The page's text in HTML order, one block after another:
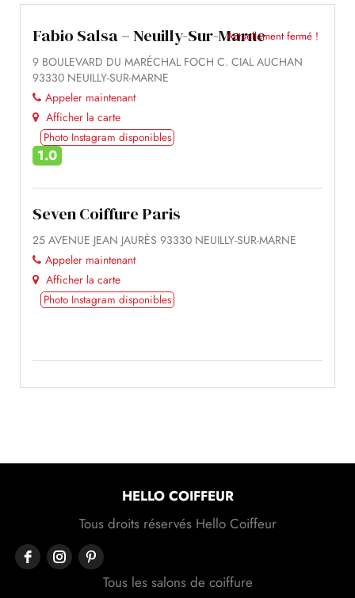
Fabio Salsa – Neuilly-Sur-Marne
9 BOULEVARD DU MARÉCHAL FOCH C. CIAL AUCHAN
93330 NEUILLY-SUR-MARNE
Appeler maintenant
Afficher la carte
Actuellement fermé !
Photo Instagram disponibles
1.0
Seven Coiffure Paris
25 AVENUE JEAN JAURÈS 93330 NEUILLY-SUR-MARNE
Appeler maintenant
Afficher la carte
Photo Instagram disponibles
HELLO COIFFEUR
Tous droits réservés Hello Coiffeur
Tous les salons de coiffure